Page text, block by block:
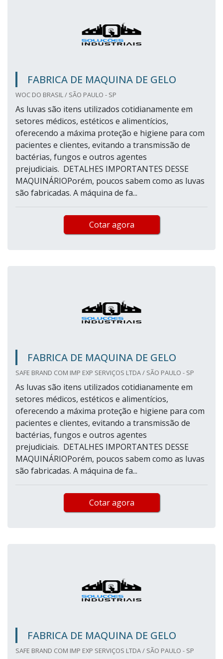
FABRICA DE MAQUINA DE GELO
WOC DO BRASIL / SÃO PAULO - SP
As luvas são itens utilizados cotidianamente em
setores médicos, estéticos e alimentícios,
oferecendo a máxima proteção e higiene para com
pacientes e clientes, evitando a transmissão de
bactérias, fungos e outros agentes
prejudiciais. DETALHES IMPORTANTES DESSE
MAQUINÁRIOPorém, poucos sabem como as luvas
são fabricadas. A máquina de fa...
Cotar agora
FABRICA DE MAQUINA DE GELO
SAFE BRAND COM IMP EXP SERVIÇOS LTDA / SÃO PAULO - SP
As luvas são itens utilizados cotidianamente em
setores médicos, estéticos e alimentícios,
oferecendo a máxima proteção e higiene para com
pacientes e clientes, evitando a transmissão de
bactérias, fungos e outros agentes
prejudiciais. DETALHES IMPORTANTES DESSE
MAQUINÁRIOPorém, poucos sabem como as luvas
são fabricadas. A máquina de fa...
Cotar agora
FABRICA DE MAQUINA DE GELO
SAFE BRAND COM IMP EXP SERVIÇOS LTDA / SÃO PAULO - SP